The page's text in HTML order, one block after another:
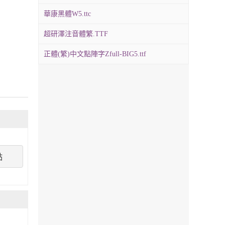
華康黑體W5.ttc
超研澤注音體繁.TTF
正體(繁)中文點陣字Zfull-BIG5.ttf